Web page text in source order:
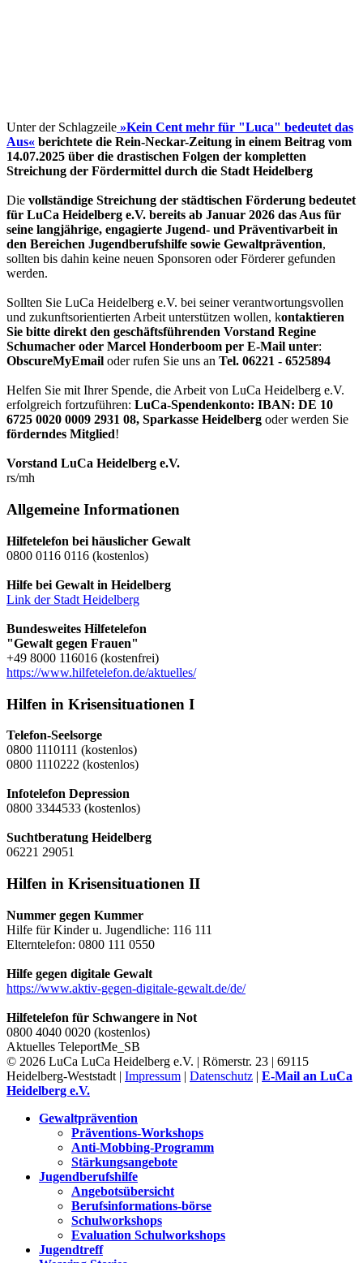
Unter der Schlagzeile »Kein Cent mehr für "Luca" bedeutet das
Aus« berichtete die Rein-Neckar-Zeitung in einem Beitrag vom
14.07.2025 über die drastischen Folgen der kompletten
Streichung der Fördermittel durch die Stadt Heidelberg
Die vollständige Streichung der städtischen Förderung bedeutet
für LuCa Heidelberg e.V. bereits ab Januar 2026 das Aus für
seine langjährige, engagierte Jugend- und Präventivarbeit in
den Bereichen Jugendberufshilfe sowie Gewaltprävention,
sollten bis dahin keine neuen Sponsoren oder Förderer gefunden
werden.
Sollten Sie LuCa Heidelberg e.V. bei seiner verantwortungsvollen
und zukunftsorientierten Arbeit unterstützen wollen, kontaktieren
Sie bitte direkt den geschäftsführenden Vorstand Regine
Schumacher oder Marcel Honderboom per E-Mail unter:
ObscureMyEmail oder rufen Sie uns an Tel. 06221 - 6525894
Helfen Sie mit Ihrer Spende, die Arbeit von LuCa Heidelberg e.V.
erfolgreich fortzuführen: LuCa-Spendenkonto: IBAN: DE 10
6725 0020 0009 2931 08, Sparkasse Heidelberg oder werden Sie
förderndes Mitglied!
Vorstand LuCa Heidelberg e.V.
rs/mh
Allgemeine Informationen
Hilfetelefon bei häuslicher Gewalt
0800 0116 0116 (kostenlos)
Hilfe bei Gewalt in Heidelberg
Link der Stadt Heidelberg
Bundesweites Hilfetelefon
"Gewalt gegen Frauen"
+49 8000 116016 (kostenfrei)
https://www.hilfetelefon.de/aktuelles/
Hilfen in Krisensituationen I
Telefon-Seelsorge
0800 1110111 (kostenlos)
0800 1110222 (kostenlos)
Infotelefon Depression
0800 3344533 (kostenlos)
Suchtberatung Heidelberg
06221 29051
Hilfen in Krisensituationen II
Nummer gegen Kummer
Hilfe für Kinder u. Jugendliche: 116 111
Elterntelefon: 0800 111 0550
Hilfe gegen digitale Gewalt
https://www.aktiv-gegen-digitale-gewalt.de/de/
Hilfetelefon für Schwangere in Not
0800 4040 0020 (kostenlos)
Aktuelles TeleportMe_SB
© 2026 LuCa LuCa Heidelberg e.V. | Römerstr. 23 | 69115
Heidelberg-Weststadt | Impressum | Datenschutz | E-Mail an LuCa
Heidelberg e.V.
Gewaltprävention
Präventions-Workshops
Anti-Mobbing-Programm
Stärkungsangebote
Jugendberufshilfe
Angebotsübersicht
Berufsinformations-börse
Schulworkshops
Evaluation Schulworkshops
Jugendtreff